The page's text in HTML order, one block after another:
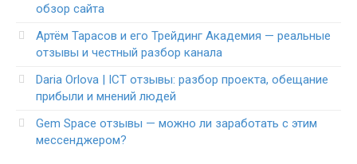
обзор сайта
Артём Тарасов и его Трейдинг Академия — реальные
отзывы и честный разбор канала
Daria Orlova | ICT отзывы: разбор проекта, обещание
прибыли и мнений людей
Gem Space отзывы — можно ли заработать с этим
мессенджером?